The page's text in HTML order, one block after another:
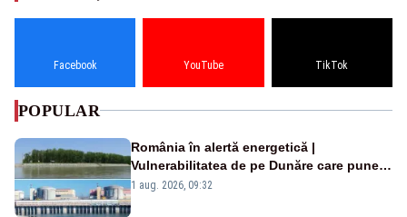
Facebook YouTube TikTok
POPULAR
România în alertă energetică |
Vulnerabilitatea de pe Dunăre care pune
în pericol Centrala Cernavodă era
1 aug. 2026, 09:32